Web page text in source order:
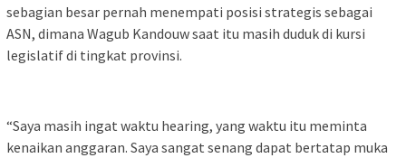
sebagian besar pernah menempati posisi strategis sebagai
ASN, dimana Wagub Kandouw saat itu masih duduk di kursi
legislatif di tingkat provinsi.
“Saya masih ingat waktu hearing, yang waktu itu meminta
kenaikan anggaran. Saya sangat senang dapat bertatap muka